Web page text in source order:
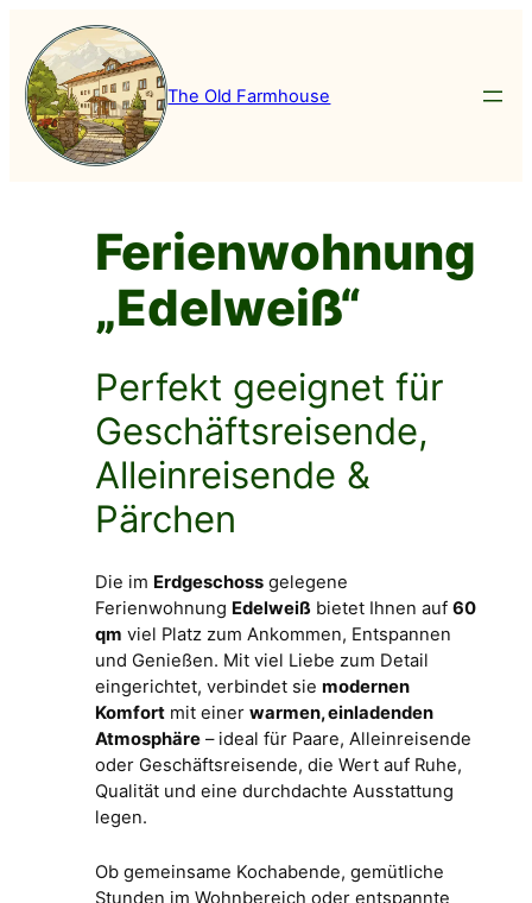
Inhalt
springen
The Old Farmhouse
Ferienwohnung
„Edelweiß“
Perfekt geeignet für
Geschäftsreisende,
Alleinreisende &
Pärchen
Die im Erdgeschossgelegene
Ferienwohnung Edelweißbietet Ihnen auf 60
qm viel Platz zum Ankommen, Entspannen
und Genießen. Mit viel Liebe zum Detail
eingerichtet, verbindet sie modernen
Komfortmit einer warmen, einladenden
Atmosphäre– ideal für Paare, Alleinreisende
oder Geschäftsreisende, die Wert auf Ruhe,
Qualität und eine durchdachte Ausstattung
legen.
Ob gemeinsame Kochabende, gemütliche
Stunden im Wohnbereich oder entspannte